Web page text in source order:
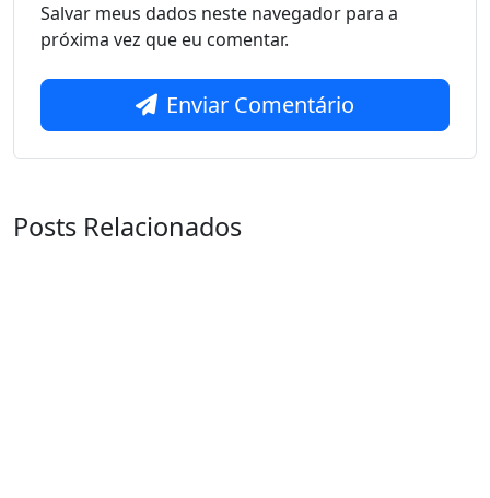
Salvar meus dados neste navegador para a
próxima vez que eu comentar.
Enviar Comentário
Posts Relacionados